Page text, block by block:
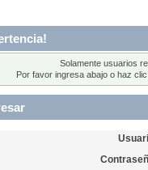
Solamente usuarios
Por favor ingresa abajo o haz